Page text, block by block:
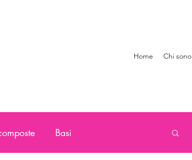
Home Chi sono
Basi